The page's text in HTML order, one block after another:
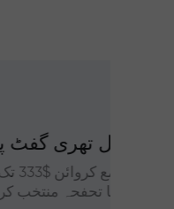
ٹرپل
کا تحفحہ